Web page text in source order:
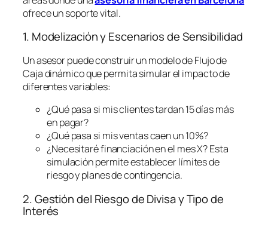
ofrece un soporte vital.
1. Modelización y Escenarios de Sensibilidad
Un asesor puede construir un modelo de Flujo de
Caja dinámico que permita simular el impacto de
diferentes variables:
¿Qué pasa si mis clientes tardan 15 días más
en pagar?
¿Qué pasa si mis ventas caen un 10%?
¿Necesitaré financiación en el mes X? Esta
simulación permite establecer límites de
riesgo y planes de contingencia.
2. Gestión del Riesgo de Divisa y Tipo de
Interés